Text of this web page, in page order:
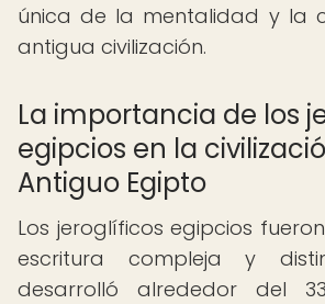
única de la mentalidad y la
antigua civilización.
La importancia de los
egipcios en la
Antiguo Egipto
Los jeroglíficos egipcios
escritura compleja y
desarrolló alrededor del